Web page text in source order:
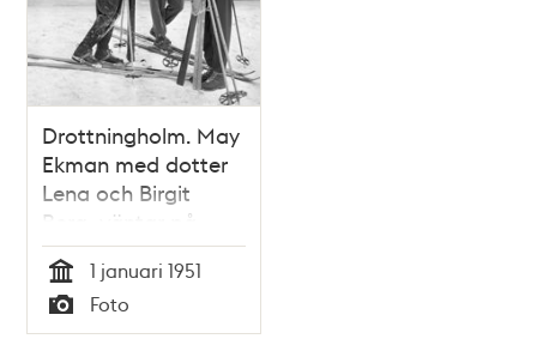
Drottningholm. May
Ekman med dotter
Lena och Birgit
Berg, väntar på
bussen utanför
Drottningholms
värdshus efter att
ha åkt skidor
Tid
1 januari 1951
Typ
Foto